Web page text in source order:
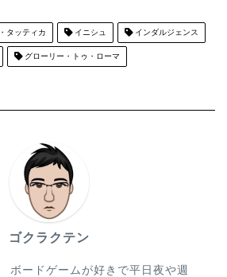
タッティカ イニシュ インダルジェンス
グローリー・トゥ・ローマ
ゴクラクテン
ボードゲームが好きで平日夜や週